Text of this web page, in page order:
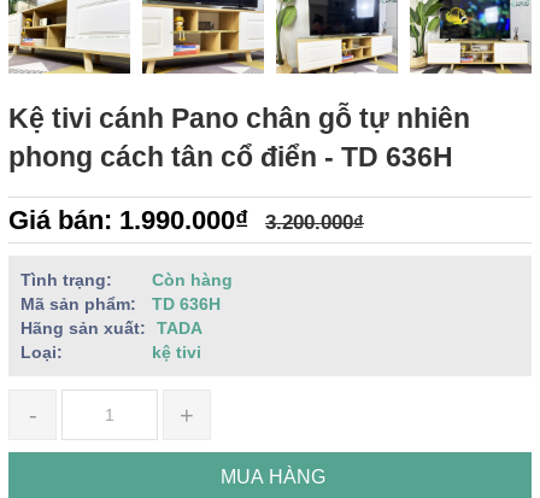
Kệ tivi cánh Pano chân gỗ tự nhiên
phong cách tân cổ điển - TD 636H
Giá bán: 1.990.000₫ 3.200.000₫
Tình trạng:
Còn hàng
Mã sản phẩm:
TD 636H
Hãng sản xuất:
TADA
Loại:
kệ tivi
- +
MUA HÀNG